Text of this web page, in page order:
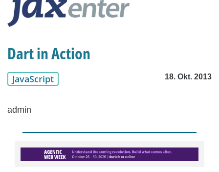
Dart in Action
JavaScript 18. Okt. 2013
admin